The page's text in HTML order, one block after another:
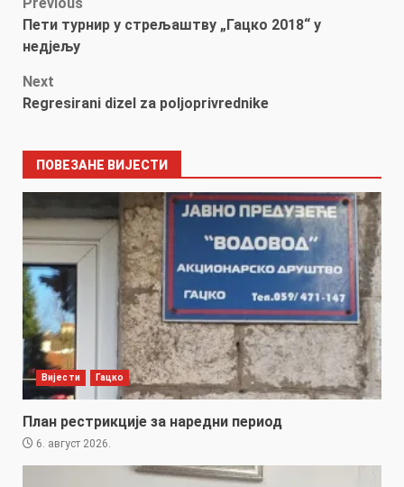
Post
navigation
Пети турнир у стрељаштву „Гацко 2018“ у
недјељу
Next
Regresirani dizel za poljoprivrednike
ПОВЕЗАНЕ ВИЈЕСТИ
Вијести Гацко
План рестрикције за наредни период
6. август 2026.